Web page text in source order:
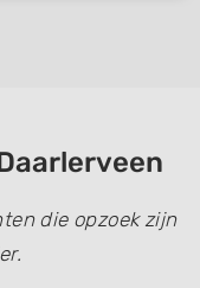
die opzoek zijn